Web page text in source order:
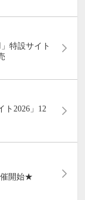
特設サイト
ト2026」12
催開始★